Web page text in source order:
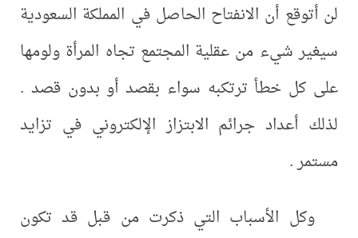
لن أتوقع أن الانفتاح الحاصل في المملكة السعودية
سيغير شيء من عقلية المجتمع تجاه المرأة ولومها
على كل خطأ ترتكبه سواء بقصد أو بدون قصد .
لذلك أعداد جرائم الابتزاز الإلكتروني في تزايد
مستمر .
وكل الأسباب التي ذكرت من قبل قد تكون